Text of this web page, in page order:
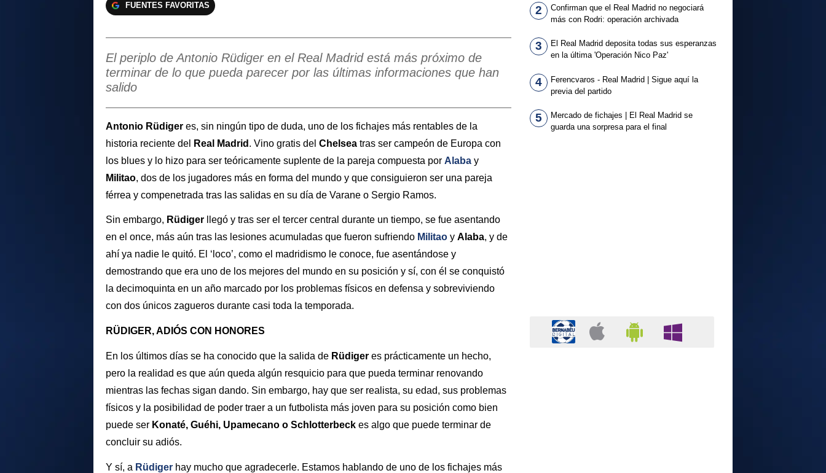
FUENTES FAVORITAS
El periplo de Antonio Rüdiger en el Real Madrid está más próximo de
terminar de lo que pueda parecer por las últimas informaciones que han
salido
Antonio Rüdiger es, sin ningún tipo de duda, uno de los fichajes más rentables de la
historia reciente del
Real Madrid . Vino gratis del Chelsea tras ser campeón de Europa con
los blues y lo hizo para ser teóricamente suplente de la pareja compuesta por Alaba y
Militao, dos de los jugadores más en forma del mundo y que consiguieron ser una pareja
férrea y compenetrada tras las salidas en su día de Varane o Sergio Ramos.
Sin embargo, Rüdiger
llegó y tras ser el tercer central durante un tiempo, se fue asentando
en el once, más aún tras las lesiones acumuladas que fueron sufriendo Militao y Alaba, y de
ahí ya nadie le quitó. El ‘loco’, como el madridismo le conoce, fue asentándose y
demostrando que era uno de los mejores del mundo en su posición y sí, con él se conquistó
la decimoquinta en un año marcado por los problemas físicos en defensa y sobreviviendo
con dos únicos zagueros durante casi toda la temporada.
RÜDIGER, ADIÓS CON HONORES
En los últimos días se ha conocido que la salida de Rüdiger es prácticamente un hecho,
pero la realidad es que aún queda algún resquicio para que pueda terminar renovando
mientras las fechas sigan dando. Sin embargo, hay que ser realista, su edad, sus problemas
físicos y la posibilidad de poder traer a un futbolista más joven para su posición como bien
puede ser Konaté, Guéhi, Upamecano o Schlotterbeck es algo que puede terminar de
concluir su adiós.
Y sí, a Rüdiger hay mucho que agradecerle. Estamos hablando de uno de los fichajes más
2
Confirman que el Real Madrid no negociará
más con Rodri: operación archivada
3
El Real Madrid deposita todas sus esperanzas
en la última 'Operación Nico Paz'
4
Ferencvaros - Real Madrid | Sigue aquí la
previa del partido
5
Mercado de fichajes | El Real Madrid se
guarda una sorpresa para el final